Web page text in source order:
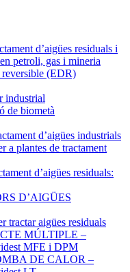
d’aigües residuals i
petroli, gas i mineria
(EDR)
industrial
de biometà
d’aigües industrials
a plantes de tractament
d’aigües residuals:
D’AIGÜES
tractar aigües residuals
MÚLTIPLE –
MFE i DPM
DE CALOR –